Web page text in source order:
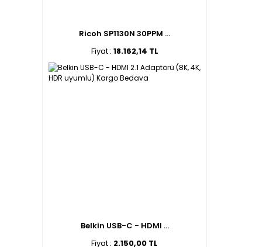
Ricoh SP1130N 30PPM ...
Fiyat : 18.162,14 TL
Belkin USB-C - HDMI ...
Fiyat : 2.150,00 TL